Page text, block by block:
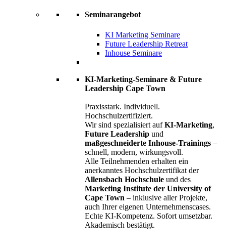
Seminarangebot
KI Marketing Seminare
Future Leadership Retreat
Inhouse Seminare
KI-Marketing-Seminare & Future
Leadership Cape Town
Praxisstark. Individuell.
Hochschulzertifiziert.
Wir sind spezialisiert aufKI-Marketing,
Future Leadership und
maßgeschneiderte Inhouse-Trainings –
schnell, modern, wirkungsvoll.
Alle Teilnehmenden erhalten ein
anerkanntes Hochschulzertifikat der
Allensbach Hochschule und des
Marketing Institute der University of
Cape Town – inklusive aller Projekte,
auch Ihrer eigenen Unternehmenscases.
Echte KI-Kompetenz. Sofort umsetzbar.
Akademisch bestätigt.